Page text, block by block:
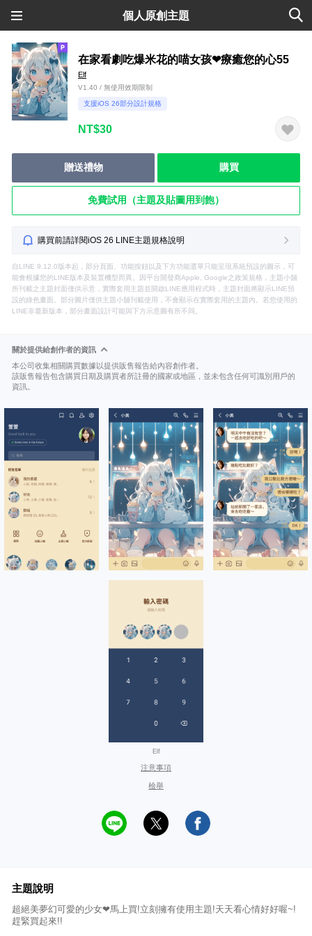
個人原創主題
在家看劇吃爆米花的喵女孩❤療癒您的心55
Elf
V1.40 / 無使用效期限制
支援iOS 26部分設計規格
NT$30
贈送禮物 購買
免費試用（主題及貼圖用到飽）
購買前請詳閱iOS 26 LINE主題規格說明
自LINE 9.12.0版本起，部分頁面、功能按鈕以及下方功能選單只能呈現系統預設的圖示，可
能會根據您的LINE版本及裝置機型而異。因平台開發商Apple, Google之政策規格，主題小舖
所刊載之主題封面僅供示意，實際套用主題並開啟LINE應用程式時，主題封面將顯示LINE預
設的綠色畫面。部分圖片僅供主題小舖刊載使用，不會顯示在實際套用的主題內。若您使用的
LINE非最新版本，部分畫面設計可能與下方示意圖有所不同。
關於提供給創作者的資訊
本公司收集相關購買數據以提供販售報告給內容創作者。
該販售報告包含購買日期及購買者所註冊的國家或地區，並未包含任何可識別用戶的
資訊。
Elf
注意事項
檢舉
主題說明
超絕美夢幻可愛的少女❤馬上買!立刻擁有使用主題!天天看心情好好喔~!
趕緊買起來!!